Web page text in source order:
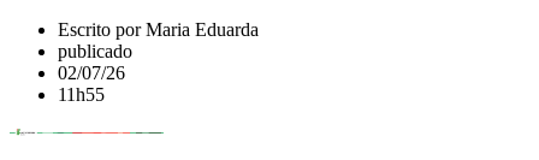
Escrito por Maria Eduarda
publicado
02/07/26
11h55